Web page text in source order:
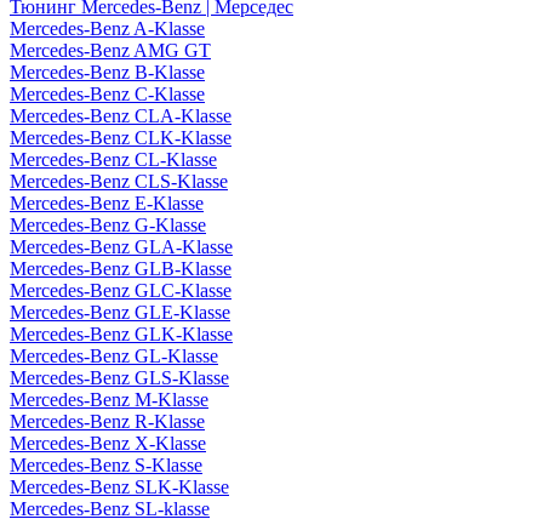
Тюнинг Mercedes-Benz | Мерседес
Mercedes-Benz A-Klasse
Mercedes-Benz AMG GT
Mercedes-Benz B-Klasse
Mercedes-Benz C-Klasse
Mercedes-Benz CLA-Klasse
Mercedes-Benz CLK-Klasse
Mercedes-Benz CL-Klasse
Mercedes-Benz CLS-Klasse
Mercedes-Benz E-Klasse
Mercedes-Benz G-Klasse
Mercedes-Benz GLA-Klasse
Mercedes-Benz GLB-Klasse
Mercedes-Benz GLC-Klasse
Mercedes-Benz GLE-Klasse
Mercedes-Benz GLK-Klasse
Mercedes-Benz GL-Klasse
Mercedes-Benz GLS-Klasse
Mercedes-Benz M-Klasse
Mercedes-Benz R-Klasse
Mercedes-Benz X-Klasse
Mercedes-Benz S-Klasse
Mercedes-Benz SLK-Klasse
Mercedes-Benz SL-klasse